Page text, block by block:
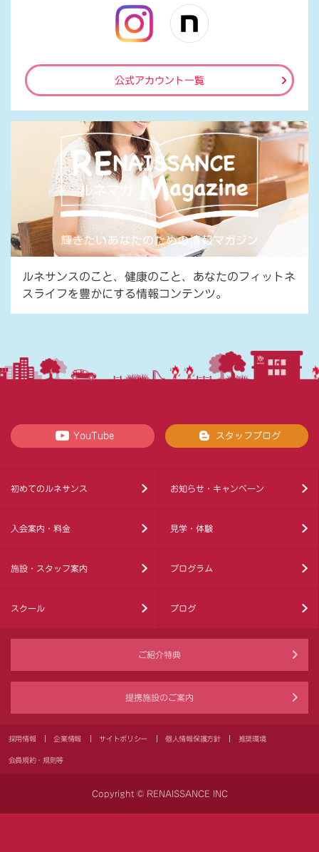
公式アカウント一覧
ルネサンスのこと、健康のこと、あなたのフィットネ
スライフを豊かにする情報コンテンツ。
YouTube スタッフブログ
初めてのルネサンス お知らせ・キャンペーン
入会案内・料金 見学・体験
施設・スタッフ案内 プログラム
スクール ブログ
ご紹介特典
提携施設のご案内
採用情報 企業情報 サイトポリシー 個人情報保護方針 推奨環境
会員規約・規則等
Copyright © RENAISSANCE INC